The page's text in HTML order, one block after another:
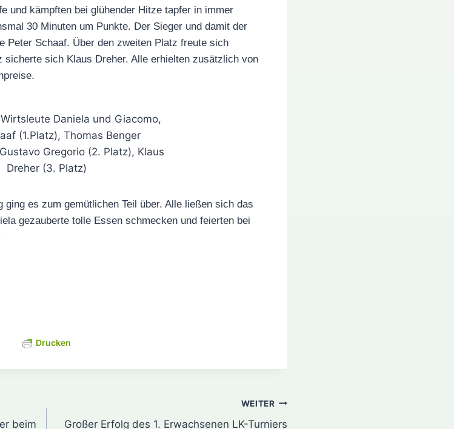
und kämpften bei glühender Hitze tapfer in immer
30 Minuten um Punkte. Der Sieger und damit der
Peter Schaaf. Über den zweiten Platz freute sich
sicherte sich Klaus Dreher. Alle erhielten zusätzlich von
Daniela und Giacomo,
(1.Platz), Thomas Benger
Gregorio (2. Platz), Klaus
Dreher (3. Platz)
ging es zum gemütlichen Teil über. Alle ließen sich das
gezauberte tolle Essen schmecken und feierten bei
Drucken
beim
WEITER
Großer Erfolg des 1. Erwachsenen LK-Turniers